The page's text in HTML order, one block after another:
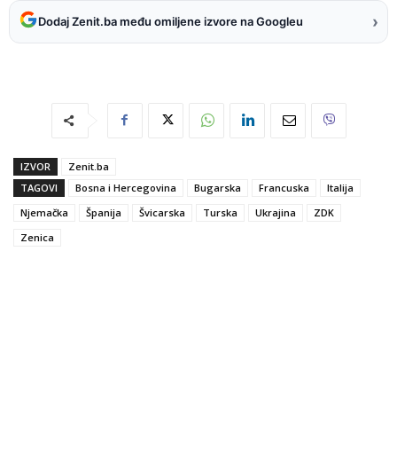
Dodaj Zenit.ba među omiljene izvore na Googleu ›
IZVOR
Zenit.ba
TAGOVI
Bosna i Hercegovina Bugarska Francuska
Italija
Njemačka
Španija Švicarska Turska Ukrajina
ZDK
Zenica